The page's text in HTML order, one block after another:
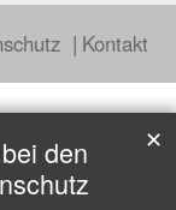
Kontakt
den
✕